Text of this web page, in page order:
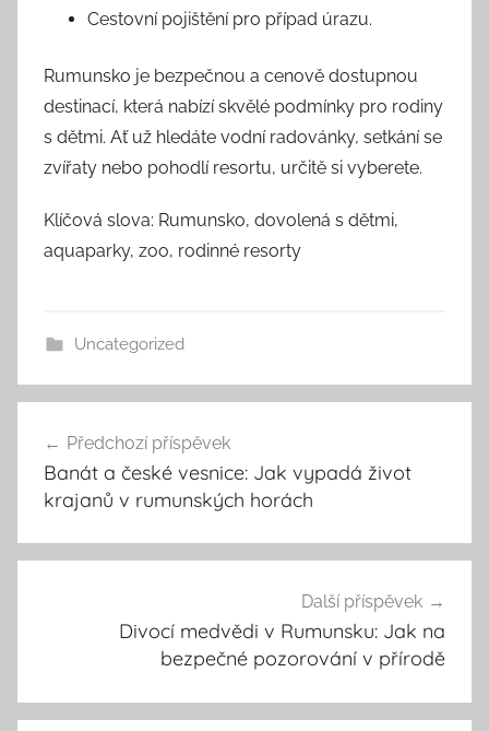
Cestovní pojištění pro případ úrazu.
Rumunsko je bezpečnou a cenově dostupnou
destinací, která nabízí skvělé podmínky pro rodiny
s dětmi. Ať už hledáte vodní radovánky, setkání se
zvířaty nebo pohodlí resortu, určitě si vyberete.
Klíčová slova: Rumunsko, dovolená s dětmi,
aquaparky, zoo, rodinné resorty
Uncategorized
pro
příspěvek
Předchozí příspěvek
Banát a české vesnice: Jak vypadá život
krajanů v rumunských horách
Další příspěvek
Divocí medvědi v Rumunsku: Jak na
bezpečné pozorování v přírodě